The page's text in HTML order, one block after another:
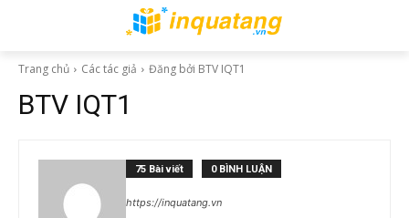
Trang chủ Các tác giả Đăng bởi BTV IQT1
BTV IQT1
75 Bài viết 0 BÌNH LUẬN
https://inquatang.vn